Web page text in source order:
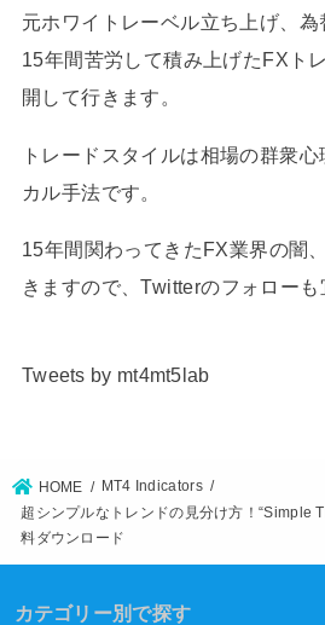
元ホワイトレーベル立ち上げ、為
15年間苦労して積み上げたFXト
開して行きます。
トレードスタイルは相場の群衆
カル手法です。
15年間関わってきたFX業界の闇
きますので、Twitterのフォローも
Tweets by mt4mt5lab
HOME
MT4 Indicators
超シンプルなトレンドの見分け方！“Simple
料ダウンロード
カテゴリー別で探す